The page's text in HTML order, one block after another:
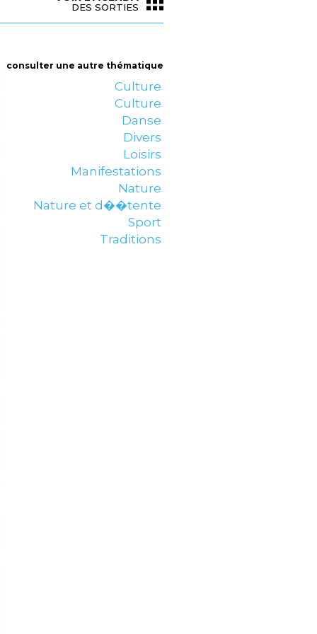
DES SORTIES
consulter une autre thématique
Culture
Culture
Danse
Divers
Loisirs
Manifestations
Nature
Nature et d��tente
Sport
Traditions